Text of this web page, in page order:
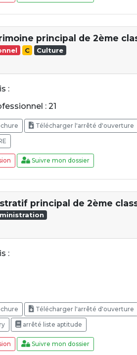
principal de 2ème
C Culture
:
: 21
Télécharger l'arrêté d'ouverture
Suivre mon dossier
principal de 2ème
:
Télécharger l'arrêté d'ouverture
arrêté liste aptitude
Suivre mon dossier